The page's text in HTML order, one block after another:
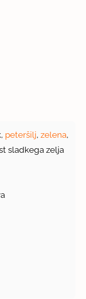
peteršilj,zelena,
sladkega zelja